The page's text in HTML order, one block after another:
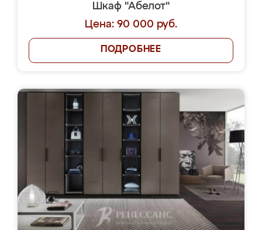
Шкаф "Абелот"
Цена: 90 000 руб.
ПОДРОБНЕЕ